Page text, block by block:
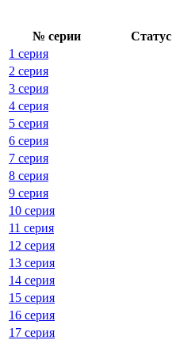
№ се­рии Ста­тус
1 серия
2 серия
3 серия
4 серия
5 серия
6 серия
7 серия
8 серия
9 серия
10 серия
11 серия
12 серия
13 серия
14 серия
15 серия
16 серия
17 серия